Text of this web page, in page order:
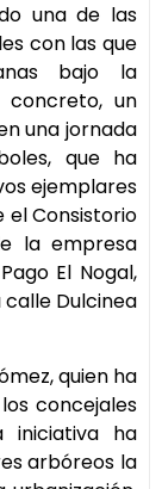
una de las
con las que
bajo la
concreto, un
una jornada
que ha
ejemplares
el Consistorio
la empresa
El Nogal,
Dulcinea
quien ha
concejales
iniciativa ha
arbóreos la